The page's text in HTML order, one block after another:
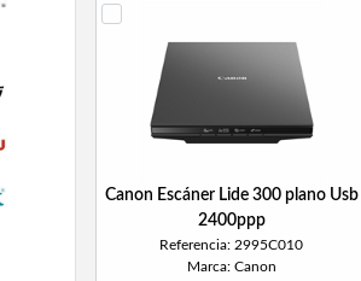
Canon Escáner Lide 300 plano Usb
2400ppp
Referencia: 2995C010
Marca: Canon